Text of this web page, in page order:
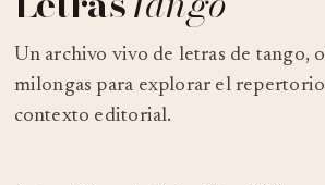
Un archivo vivo de letras de tango,
milongas para explorar el
contexto editorial.